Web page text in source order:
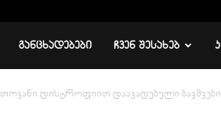
ᲒᲐᲜᲪᲮᲐᲓᲔᲑᲔᲑᲘ ᲩᲕᲔᲜ ᲨᲔᲡᲐᲮᲔᲑ
დისტროფიით დაავადებული